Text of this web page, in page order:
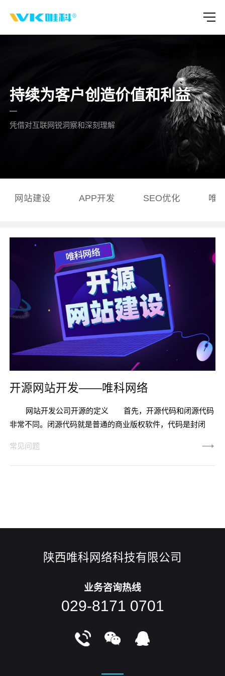
持续为客户创造价值和利益
凭借对互联网锐洞察和深刻理解
网站建设 APP开发 SEO优化 唯
开源网站开发——唯科网络
网站开发公司开源的定义 首先，开源代码和闭源代码
非常不同。闭源代码就是普通的商业版权软件，代码是封闭
码，任何人都可以查看和修改。关于开源思想的诞生，有一个
很有意思的故事。Richard Stallman 是有史以来伟大的几名黑
常见问题
陕西唯科网络科技有限公司
业务咨询热线
029-8171 0701